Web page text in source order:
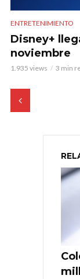
ENTRETENIMIENTO
Disney+
noviembre
1.935 views 3 min